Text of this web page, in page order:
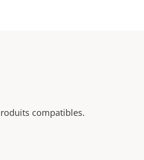
compatibles.